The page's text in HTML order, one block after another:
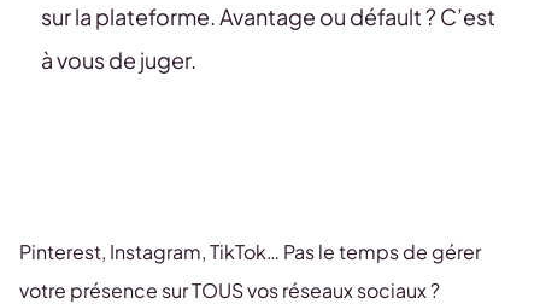
sur la plateforme. Avantage ou défault ? C’est
à vous de juger.
Pinterest, Instagram, TikTok… Pas le temps de gérer
votre présence sur TOUS vos réseaux sociaux ?